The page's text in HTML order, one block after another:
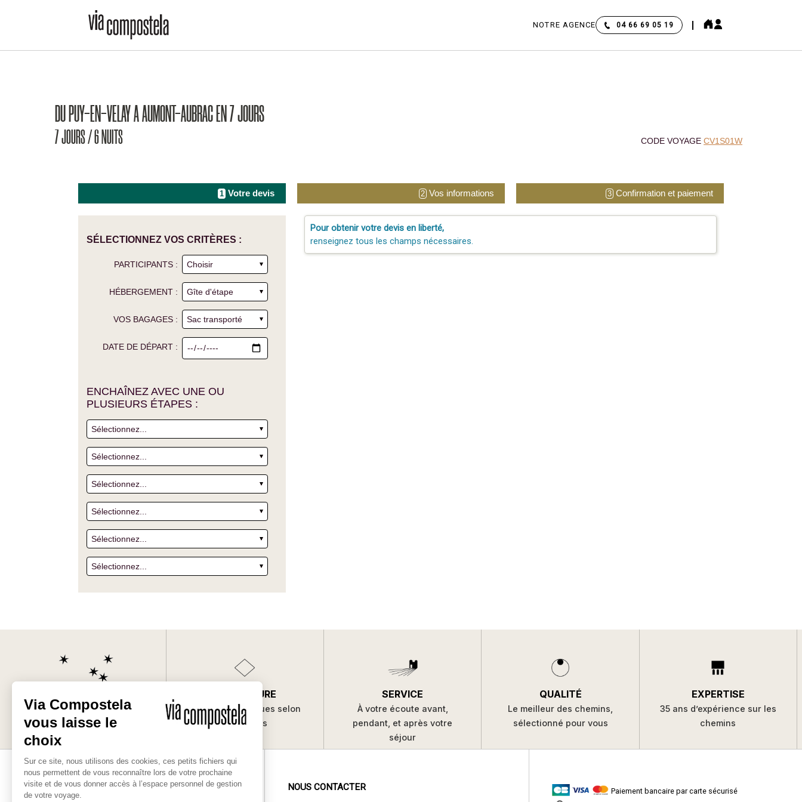
NOTRE AGENCE 04 66 69 05 19
DU PUY-EN-VELAY A AUMONT-AUBRAC EN 7 JOURS
7 JOURS / 6 NUITS CODE VOYAGECV1S01W
1 Votre devis 2 Vos informations 3 Confirmation et paiement
SÉLECTIONNEZ VOS CRITÈRES :
PARTICIPANTS :
HÉBERGEMENT :
VOS BAGAGES :
DATE DE DÉPART :
ENCHAÎNEZ AVEC UNE OU
PLUSIEURS ÉTAPES :
Pour obtenir votre devis en liberté,
renseignez tous les champs nécessaires.
Les bonnes raisons
de partir avec nous
SUR-MESURE
Des séjours uniques selon
vos envies
SERVICE
À votre écoute avant,
pendant, et après votre
séjour
QUALITÉ
Le meilleur des chemins,
sélectionné pour vous
EXPERTISE
35 ans d’expérience sur les
chemins
NOUS CONTACTER Paiement bancaire par carte sécurisé